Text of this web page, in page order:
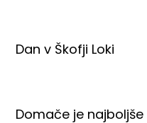
Dan v Škofji Loki
Domače je najboljše